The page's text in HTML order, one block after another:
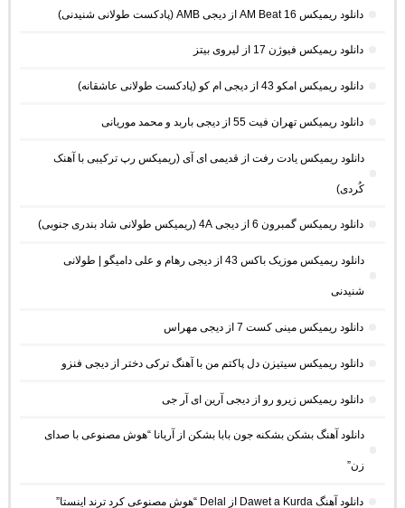
دانلود ریمیکس AM Beat 16 از دیجی AMB (پادکست طولانی شنیدنی)
دانلود ریمیکس فیوژن 17 از لیروی بیتز
دانلود ریمیکس امکو 43 از دیجی ام کو (پادکست طولانی عاشقانه)
دانلود ریمیکس تهران فیت 55 از دیجی باربد و محمد موریانی
دانلود ریمیکس یادت رفت از قدیمی ای آی (ریمیکس رپ ترکیبی با آهنک
کُردی)
دانلود ریمیکس گمبرون 6 از دیجی 4A (ریمیکس طولانی شاد بندری جنوبی)
دانلود ریمیکس موزیک باکس 43 از دیجی رهام و علی دامیگو | طولانی
شنیدنی
دانلود ریمیکس مینی کست 7 از دیجی مهراس
دانلود ریمیکس سیتیزن دل پاکتم من با آهنگ ترکی دختر از دیجی فنزو
دانلود ریمیکس زیرو رو از دیجی آرین ای آر جی
دانلود آهنگ بشکن بشکنه جون بابا بشکن از آریانا “هوش مصنوعی با صدای
زن”
دانلود آهنگ Dawet a Kurda از Delal “هوش مصنوعی کرد ترند اینستا”